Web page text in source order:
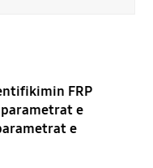
FRP
e
e